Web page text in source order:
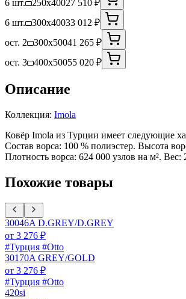
6 шт.
250x40027 510 ₽
6 шт.
300x40033 012 ₽
ост. 2
300x50041 265 ₽
ост. 3
400x50055 020 ₽
Описание
Коллекция: Imola
Ковёр Imola из Турции имеет следующие
Состав ворса: 100 % полиэстер. Высота
Плотность ворса: 624 000 узлов на м². Вес:
Похожие товары
30046A D.GREY/D.GREY
от 3 276 ₽
#Турция #Otto
30170A GREY/GOLD
от 3 276 ₽
#Турция #Otto
420si